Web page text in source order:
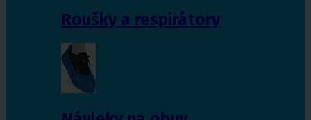
Roušky a respirátory